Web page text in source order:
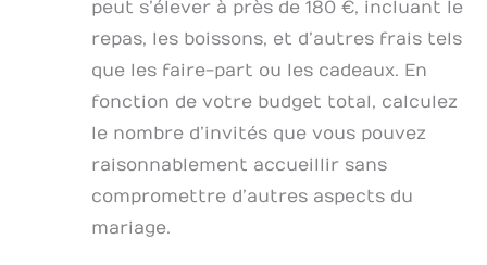
peut s’élever à près de 180 €, incluant le
repas, les boissons, et d’autres frais tels
que les faire-part ou les cadeaux. En
fonction de votre budget total, calculez
le nombre d’invités que vous pouvez
raisonnablement accueillir sans
compromettre d’autres aspects du
mariage.